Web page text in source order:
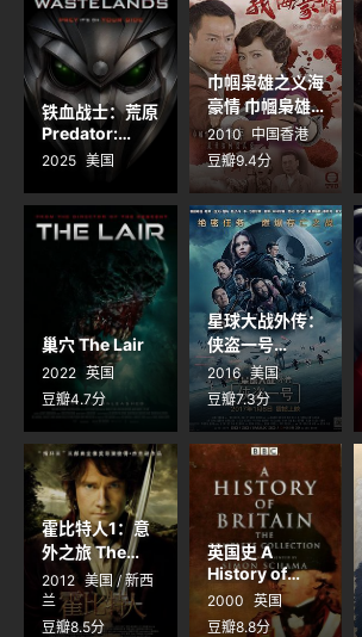
铁血战士：荒原
Predator:
Wastelands
2025 美国
巾帼枭雄之义海
豪情 巾幗梟雄
之義海豪情
2010
中国香港
豆瓣9.4分
巢穴 The Lair
2022 英国
豆瓣4.7分
星球大战外传：
侠盗一号
Rogue One: A
Star Wars
Story
2016 美国
豆瓣7.3分
霍比特人1：意
外之旅 The
Hobbit: An
Unexpected
Journey
2012 美国 / 新西
兰
豆瓣8.5分
英国史 A
History of
Britain
2000 英国
豆瓣8.8分